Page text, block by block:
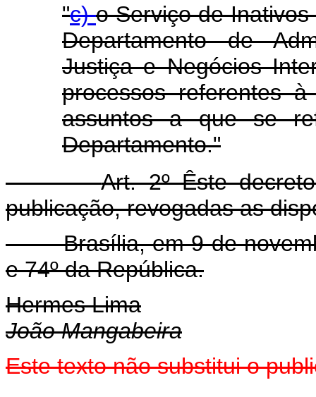
"c)o Serviço de
Departamento de
Justiça e Negócios
processos referentes
assuntos a que se
Departamento."
Art. 2º Êste
publicação, revogadas as
Brasília, em 9 de
e 74º da República.
Hermes Lima
João Mangabeira
Este texto não substitui o